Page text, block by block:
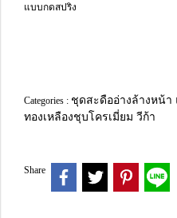
แบบกดสปริง
Categories : ชุดสะดืออ่างล้างหน้า
ทองเหลืองชุบโครเมี่ยม วีก้า
Share